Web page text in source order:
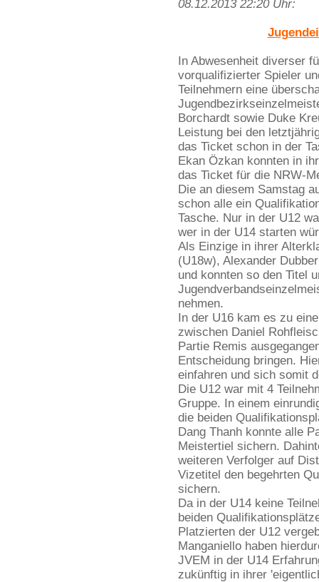
08.12.2013 22:20 Uhr:
In Abwesenheit diverser
vorqualifizierter Spieler
Teilnehmern eine
Borchardt sowie Duke
Leistung bei den
das Ticket schon in der
Ekan Özkan konnten in
das Ticket für die NRW-
Die an diesem Samstag
schon alle ein
Tasche. Nur in der U12
wer in der U14 starten
Als Einzige in ihrer
(U18w), Alexander
und konnten so den Titel
nehmen.
In der U16 kam es zu
zwischen Daniel
Partie Remis
Entscheidung bringen.
einfahren und sich somit
Die U12 war mit 4
Gruppe. In einem
die beiden
Dang Thanh konnte alle
Meistertiel sichern.
weiteren Verfolger auf
Vizetitel den begehrten
sichern.
Da in der U14 keine
beiden
Platzierten der U12
Manganiello haben
JVEM in der U14
zukünftig in ihrer